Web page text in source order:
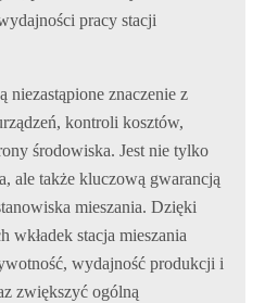
pracy stacji
niezastąpione znaczenie z
kontroli kosztów,
środowiska. Jest nie tylko
ale także kluczową gwarancją
mieszania. Dzięki
wkładek stacja mieszania
wydajność produkcji i
zwiększyć ogólną